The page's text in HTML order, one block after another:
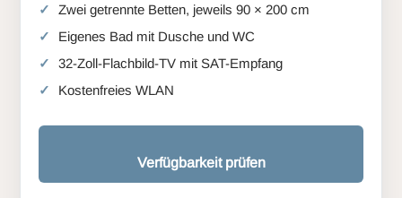
Zwei getrennte Betten, jeweils 90 × 200 cm
Eigenes Bad mit Dusche und WC
32-Zoll-Flachbild-TV mit SAT-Empfang
Kostenfreies WLAN
Verfügbarkeit prüfen